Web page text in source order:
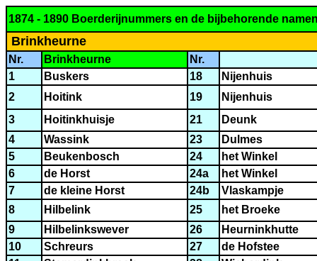
1874 - 1890 Boerderijnummers en de bijbehorende
Brinkheurne
Nr. Brinkheurne
Nr.
1
Buskers 18
Nijenhuis
2
Hoitink 19
Nijenhuis
3
Hoitinkhuisje 21
Deunk
4
Wassink 23
Dulmes
5
Beukenbosch 24
het Winkel
6
de Horst 24a
het Winkel
7
de kleine Horst 24b
Vlaskampje
8
Hilbelink 25
het Broeke
9
Hilbelinkswever 26
Heurninkhutte
10
Schreurs 27
de Hofstee